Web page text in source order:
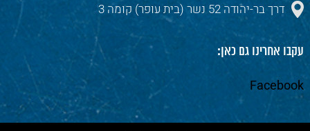
דרך בר-יהודה 52 נשר (בית עופר) קומה 3
עקבו אחרינו גם כאן:
Facebook